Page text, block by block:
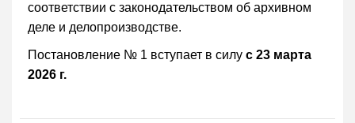
соответствии с законодательством об архивном
деле и делопроизводстве.
Постановление № 1 вступает в силу с 23 марта
2026 г.